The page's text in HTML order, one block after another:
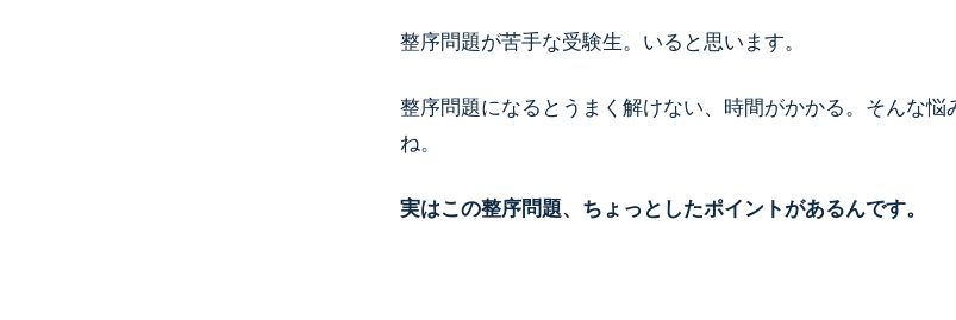
整序問題が苦手な受験生。いると思います。
整序問題になるとうまく解けない、時間がかかる。そんな悩
ね。
実はこの整序問題、ちょっとしたポイントがあるんです。